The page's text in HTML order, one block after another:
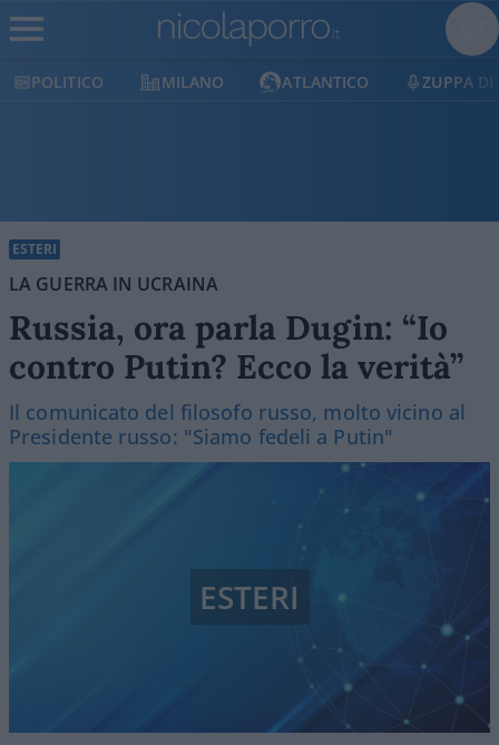
POLITICO MILANO ATLANTICO ZUPPA DI
ESTERI
LA GUERRA IN UCRAINA
Russia, ora parla Dugin: “Io
contro Putin? Ecco la verità”
Il comunicato del filosofo russo, molto vicino al
Presidente russo: "Siamo fedeli a Putin"
ESTERI